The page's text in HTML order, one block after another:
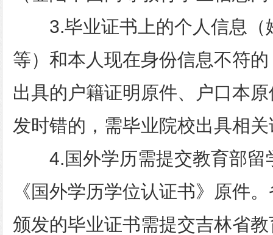
3.毕业证书上的个人信息（
等）和本人现在身份信息不符
出具的户籍证明原件、户口本
发时错的，需毕业院校出具相
4.国外学历需提交教育部留
《国外学历学位认证书》原件
颁发的毕业证书需提交吉林省